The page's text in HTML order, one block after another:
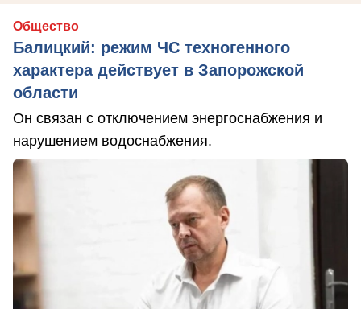
Общество
Балицкий: режим ЧС техногенного
характера действует в Запорожской
области
Он связан с отключением энергоснабжения и
нарушением водоснабжения.